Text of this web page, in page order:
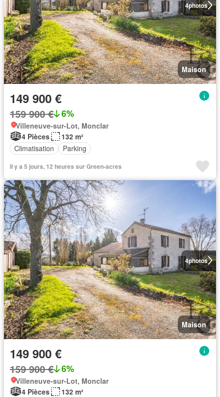
4photos
Maison
149 900 €
159 900 € 6%
Villeneuve-sur-Lot, Monclar
4 Pièces
132 m²
Climatisation
Parking
Il y a 5 jours, 12 heures sur Green-acres
4photos
Maison
149 900 €
159 900 € 6%
Villeneuve-sur-Lot, Monclar
4 Pièces
132 m²